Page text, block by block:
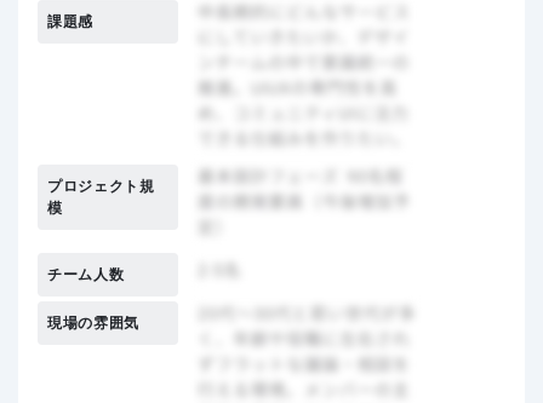
課題感
プロジェクト規
模
チーム人数
現場の雰囲気